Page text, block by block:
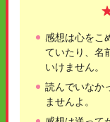
感想は心をこ
ていたり、名
いけません。
読んでいなか
ませんよ。